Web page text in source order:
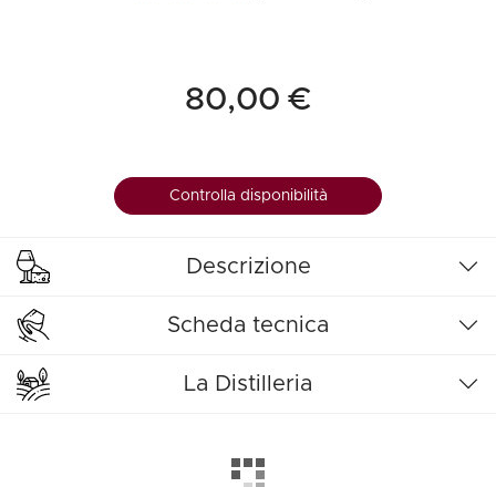
80,00 €
Controlla disponibilità
Descrizione
Scheda tecnica
La Distilleria